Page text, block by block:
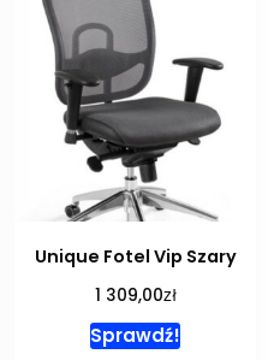
Unique Fotel Vip Szary
1 309,00zł
Sprawdź!